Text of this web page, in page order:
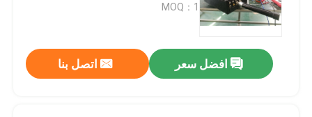
MOQ：1
افضل سعر اتصل بنا